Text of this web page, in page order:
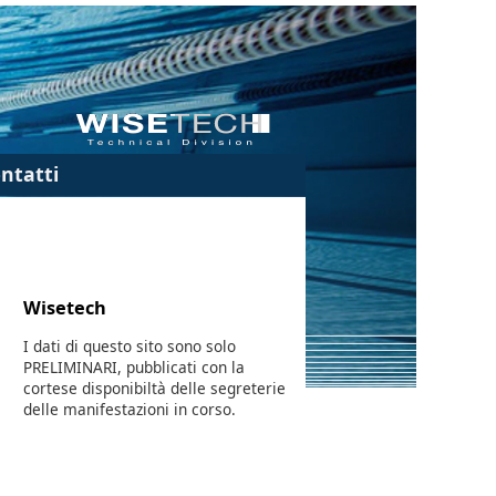
Wisetech
I dati di questo sito sono solo
PRELIMINARI, pubblicati con la
cortese disponibiltà delle segreterie
delle manifestazioni in corso.